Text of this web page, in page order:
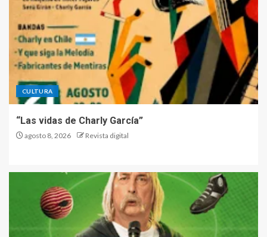
CULTURA
“Las vidas de Charly García”
agosto 8, 2026 Revista digital